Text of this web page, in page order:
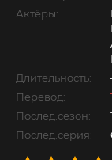
Актёры:
Длительность:
Перевод:
Послед.сезон:
Послед.серия: